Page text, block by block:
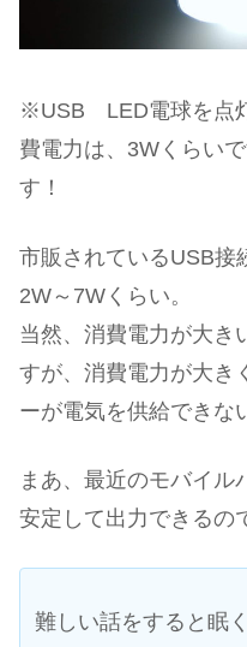
※USB LED電球を点
費電力は、3Wくらい
す！
市販されているUSB接
2W～7Wくらい。
当然、消費電力が大き
すが、消費電力が大き
ーが電気を供給できな
まあ、最近のモバイル
安定して出力できるの
難しい話をすると眠